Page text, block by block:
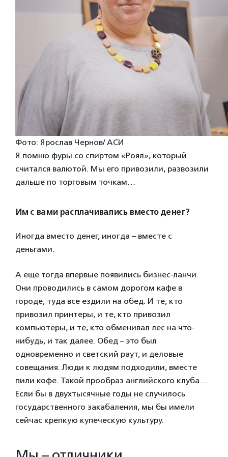
Фото: Ярослав Чернов/ АСИ
Я помню фуры со спиртом «Роял», который
считался валютой. Мы его привозили, развозили
дальше по торговым точкам…
Им с вами расплачивались вместо денег?
Иногда вместо денег, иногда – вместе с
деньгами.
А еще тогда впервые появились бизнес-ланчи.
Они проводились в самом дорогом кафе в
городе, туда все ездили на обед. И те, кто
привозил принтеры, и те, кто привозил
компьютеры, и те, кто обменивал лес на что-
нибудь, и так далее. Обед – это был
одновременно и светский раут, и деловые
совещания. Люди к людям подходили, вместе
пили кофе. Такой прообраз английского клуба…
Если бы в двухтысячные годы не случилось
государственного закабаления, мы бы имели
сейчас крепкую купеческую культуру.